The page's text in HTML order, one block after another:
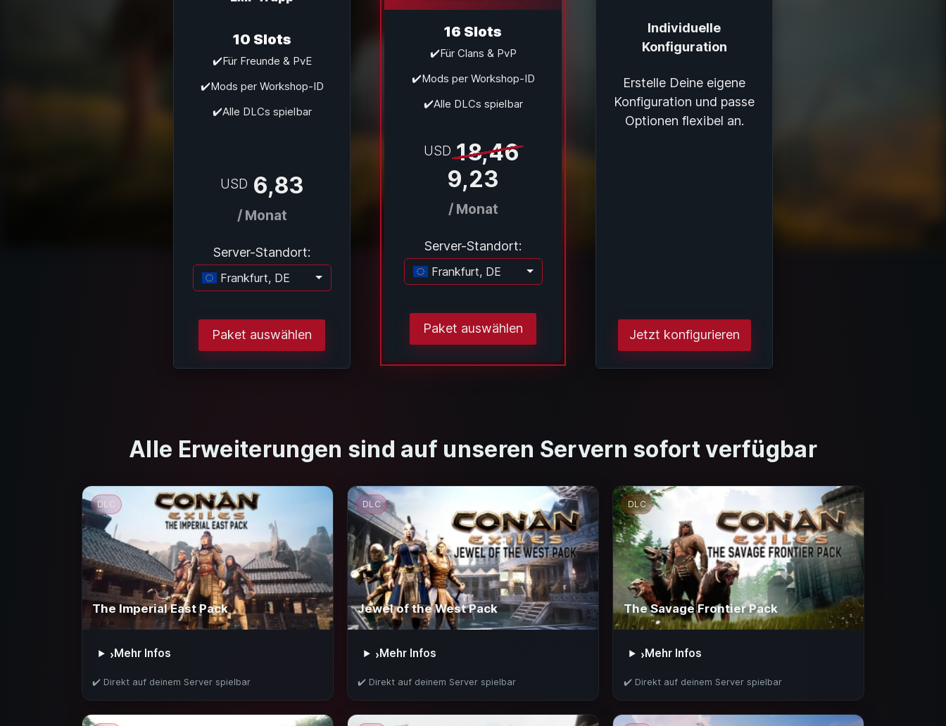
10 Slots
✔️Für Freunde & PvE
✔️Mods per Workshop-ID
✔️Alle DLCs spielbar
USD 6,83
/ Monat
Server-Standort:
Frankfurt, DE
Lade...
Paket auswählen
16 Slots
✔️Für Clans & PvP
✔️Mods per Workshop-ID
✔️Alle DLCs spielbar
USD 18,46
9,23
/ Monat
Server-Standort:
Frankfurt, DE
Lade...
Paket auswählen
Individuelle
Konfiguration
Erstelle Deine eigene
Konfiguration und passe
Optionen flexibel an.
Jetzt konfigurieren
Alle Erweiterungen sind auf unseren Servern sofort verfügbar
DLC
The Imperial East Pack
›Mehr Infos
✔️ Direkt auf deinem Server spielbar
DLC
Jewel of the West Pack
›Mehr Infos
✔️ Direkt auf deinem Server spielbar
DLC
The Savage Frontier Pack
›Mehr Infos
✔️ Direkt auf deinem Server spielbar